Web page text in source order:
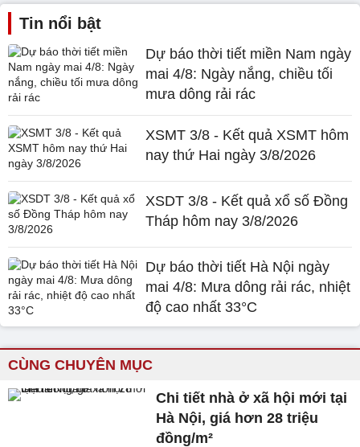
Tin nổi bật
Dự báo thời tiết miền Nam ngày
mai 4/8: Ngày nắng, chiều tối
mưa dông rải rác
XSMT 3/8 - Kết quả XSMT hôm
nay thứ Hai ngày 3/8/2026
XSDT 3/8 - Kết quả xổ số Đồng
Tháp hôm nay 3/8/2026
Dự báo thời tiết Hà Nội ngày
mai 4/8: Mưa dông rải rác, nhiệt
độ cao nhất 33°C
CÙNG CHUYÊN MỤC
Chi tiết nhà ở xã hội mới tại
Hà Nội, giá hơn 28 triệu
đồng/m²